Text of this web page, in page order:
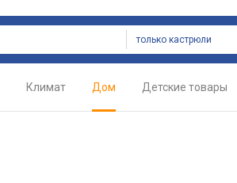
только кастрюли
Климат Дом Детские товары